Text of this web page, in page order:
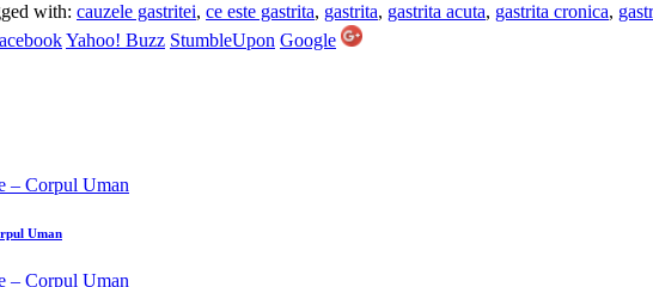
with: cauzele gastritei, ce este gastrita, gastrita, gastrita acuta, gastrita cronica,
Yahoo! Buzz StumbleUpon Google
Uman